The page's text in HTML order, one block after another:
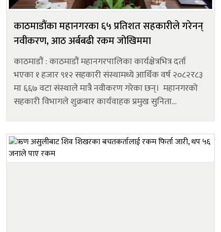
काठमाडौंका महानगरका ६५ प्रतिशत सहकारीले गरेनन्
नवीकरण, आठ अर्बबढी रकम जोखिममा
काठमाडौं : काठमाडौं महानगरपालिका कार्यक्षेत्रभित्र दर्ता
भएका १ हजार ९१२ सहकारी संस्थामध्ये आर्थिक वर्ष २०८२र८३
मा ६६७ वटा संस्थाले मात्रै नवीकरण गरेका छन्। महानगरको
सहकारी विभागले शुक्रबार कार्यवाहक प्रमुख सुनिता